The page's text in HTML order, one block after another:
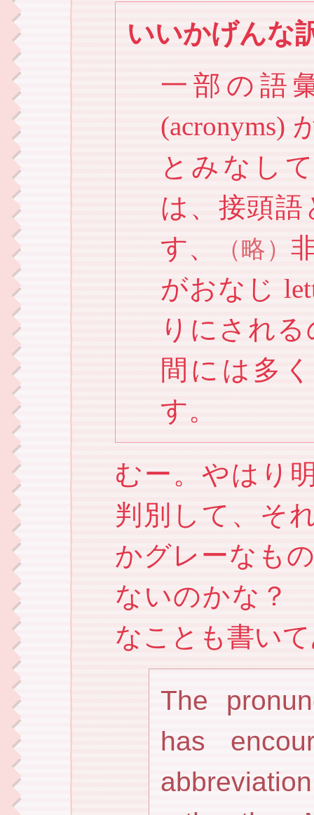
いいかげんな
一部の語
(acronyms)
とみなし
は、接頭
す、
（略）
がおなじ
りにされ
間には多
す。
むー。やはり
判別して、そ
かグレーなも
ないのかな？
なことも書い
The
has